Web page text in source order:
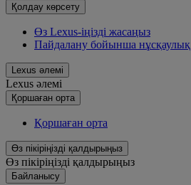
Қолдау көрсету
Өз Lexus-іңізді жасаңыз
Пайдалану бойынша нұсқаулық
Lexus әлемі
Lexus әлемі
Қoршаған орта
Қoршаған орта
Өз пікіріңізді қалдырыңыз
Өз пікіріңізді қалдырыңыз
Байланысу